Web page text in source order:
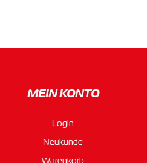
MEIN KONTO
Login
Neukunde
Warenkorb